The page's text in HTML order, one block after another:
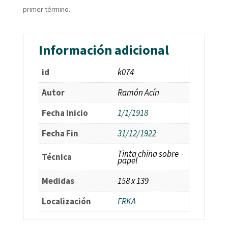
primer término.
Información adicional
id
k074
Autor
Ramón Acín
Fecha Inicio
1/1/1918
Fecha Fin
31/12/1922
Técnica Tinta china sobre
papel
Medidas
158 x 139
Localización
FRKA